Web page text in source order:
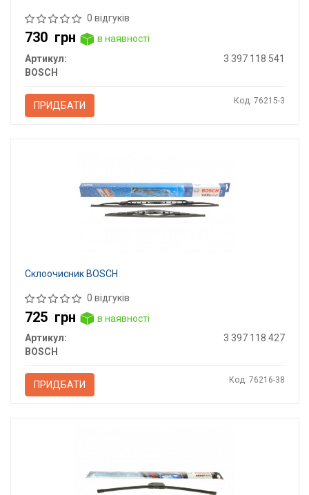
0 відгуків
730 грн
в наявності
Артикул:
3 397 118 541
BOSCH
ПРИДБАТИ Код: 76215-3
Склоочисник BOSCH
0 відгуків
725 грн
в наявності
Артикул:
3 397 118 427
BOSCH
ПРИДБАТИ Код: 76216-38